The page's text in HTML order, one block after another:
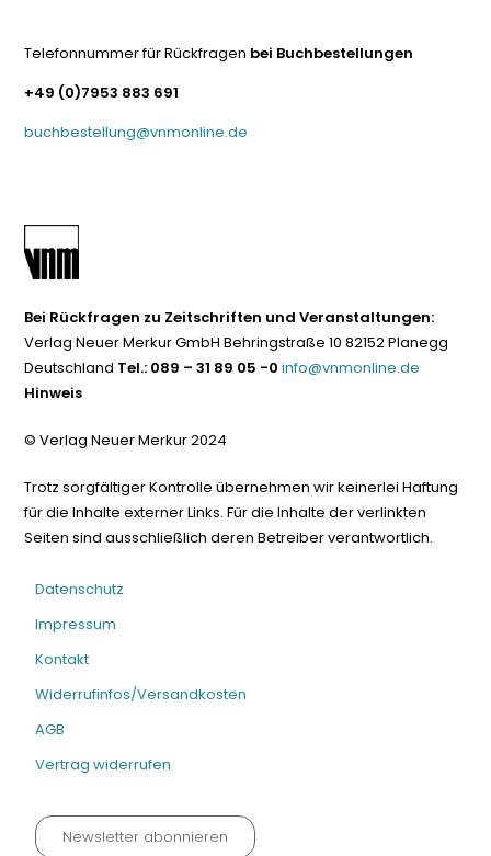
Telefonnummer für Rückfragen bei Buchbestellungen
+49 (0)7953 883 691
buchbestellung@vnmonline.de
Bei Rückfragen zu Zeitschriften und Veranstaltungen:
Verlag Neuer Merkur GmbH Behringstraße 10 82152 Planegg
Deutschland Tel.: 089 – 31 89 05 -0 info@vnmonline.de
Hinweis
© Verlag Neuer Merkur 2024
Trotz sorgfältiger Kontrolle übernehmen wir keinerlei Haftung
für die Inhalte externer Links. Für die Inhalte der verlinkten
Seiten sind ausschließlich deren Betreiber verantwortlich.
Datenschutz
Impressum
Kontakt
Widerrufinfos/Versandkosten
AGB
Vertrag widerrufen
Newsletter abonnieren